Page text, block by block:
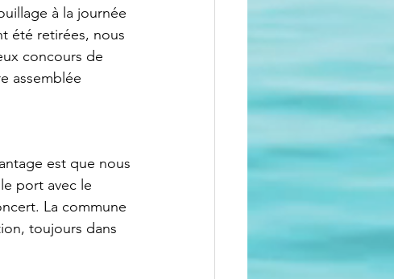
à la journée
été retirées, nous
concours de
assemblée
est que nous
port avec le
La commune
toujours dans